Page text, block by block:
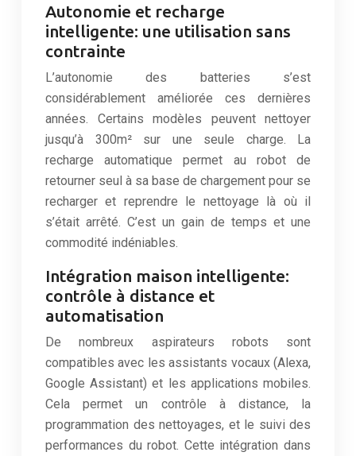
Autonomie et recharge
intelligente: une utilisation sans
contrainte
L’autonomie des batteries s’est
considérablement améliorée ces dernières
années. Certains modèles peuvent nettoyer
jusqu’à 300m² sur une seule charge. La
recharge automatique permet au robot de
retourner seul à sa base de chargement pour se
recharger et reprendre le nettoyage là où il
s’était arrêté. C’est un gain de temps et une
commodité indéniables.
Intégration maison intelligente:
contrôle à distance et
automatisation
De nombreux aspirateurs robots sont
compatibles avec les assistants vocaux (Alexa,
Google Assistant) et les applications mobiles.
Cela permet un contrôle à distance, la
programmation des nettoyages, et le suivi des
performances du robot. Cette intégration dans